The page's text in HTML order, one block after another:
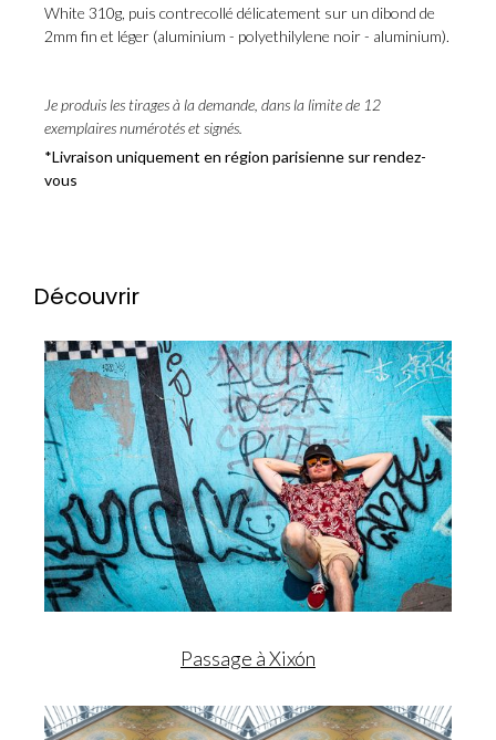
White 310g, puis contrecollé délicatement sur un dibond de
2mm fin et léger (aluminium - polyethilylene noir - aluminium).
Je produis les tirages à la demande, dans la limite de 12
exemplaires numérotés et signés.
*Livraison uniquement en région parisienne sur rendez-
vous
Découvrir
Passage à Xixón